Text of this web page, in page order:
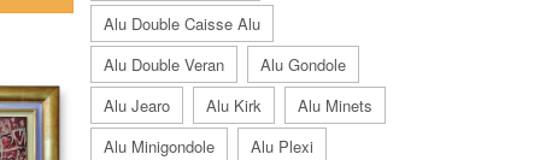
Alu Double Caisse Alu
Alu Double Veran
Alu Gondole
Alu Jearo
Alu Kirk
Alu Minets
Alu Minigondole
Alu Plexi